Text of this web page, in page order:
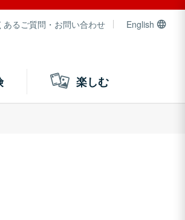
あるご質問・お問い合わせ English
楽しむ